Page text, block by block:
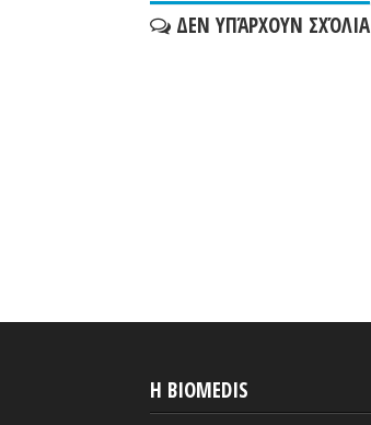
ΔΕΝ ΥΠΆΡΧΟΥΝ ΣΧΌΛΙΑ
H BIOMEDIS